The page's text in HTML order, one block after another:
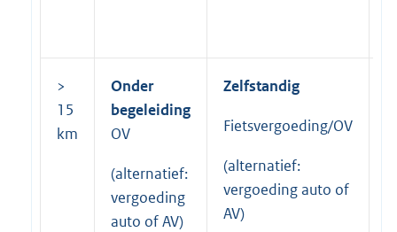
>
15
km
Onder
begeleiding
OV
(alternatief:
vergoeding
auto of AV)
Zelfstandig
Fietsvergoeding/OV
(alternatief:
vergoeding auto of
AV)